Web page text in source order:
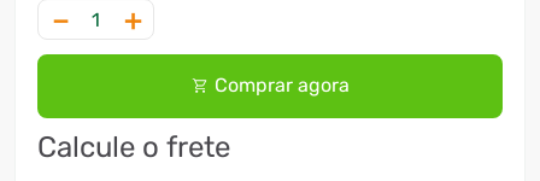
＋
－
Comprar agora
Calcule o frete